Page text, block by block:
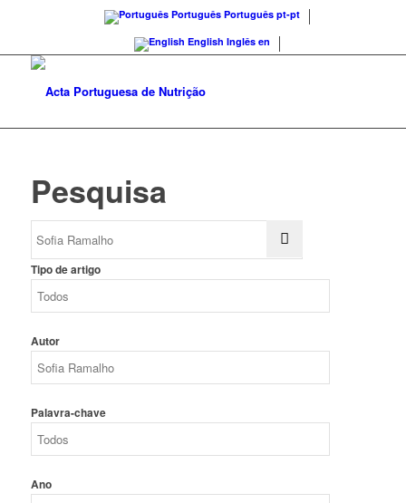
Português Português pt-pt
English Inglês en
Pesquisa
Tipo de artigo
Autor
Palavra-chave
Ano